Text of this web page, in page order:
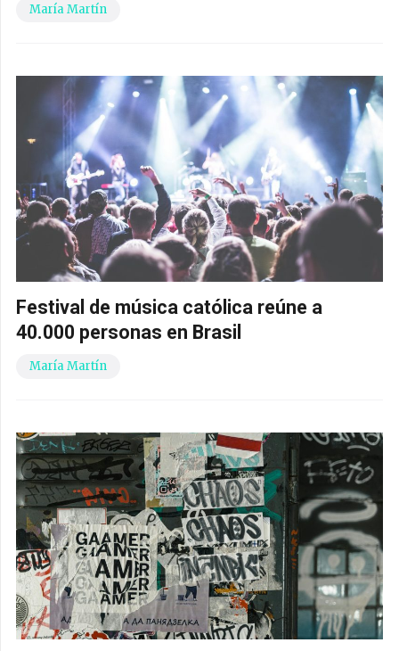
María Martín
Festival de música católica reúne a
40.000 personas en Brasil
María Martín